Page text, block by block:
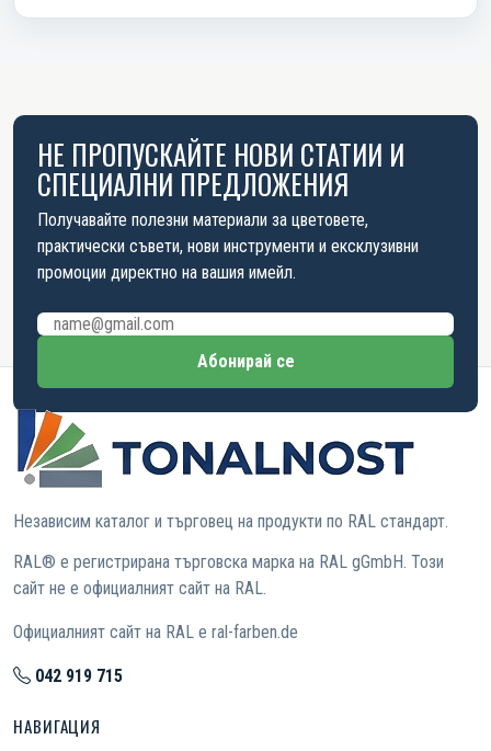
НЕ ПРОПУСКАЙТЕ НОВИ СТАТИИ И
СПЕЦИАЛНИ ПРЕДЛОЖЕНИЯ
Получавайте полезни материали за цветовете,
практически съвети, нови инструменти и ексклузивни
промоции директно на вашия имейл.
Имейл адрес
Абонирай се
Независим каталог и търговец на продукти по RAL стандарт.
RAL® е регистрирана търговска марка на RAL gGmbH. Този
сайт не е официалният сайт на RAL.
Официалният сайт на RAL е ral-farben.de
042 919 715
НАВИГАЦИЯ